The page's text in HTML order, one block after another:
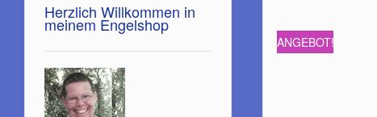
ANGEBOT!
Herzlich Willkommen in
meinem Engelshop